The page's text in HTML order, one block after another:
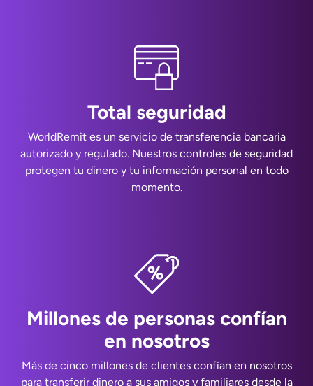
Total seguridad
WorldRemit es un servicio de transferencia bancaria
autorizado y regulado. Nuestros controles de seguridad
protegen tu dinero y tu información personal en todo
momento.
Millones de personas confían
en nosotros
Más de cinco millones de clientes confían en nosotros
para transferir dinero a sus amigos y familiares desde la